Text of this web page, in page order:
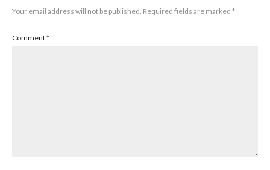
Your email address will not be published. Required fields are marked *
Comment*